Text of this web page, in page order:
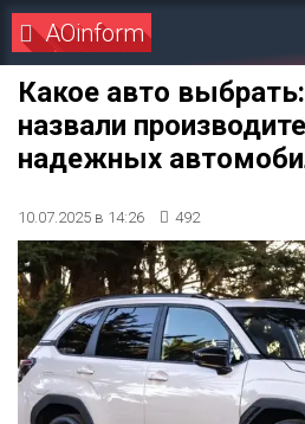
AOinform
Какое авто
назвали
надежных
10.07.2025 в 14:26 492